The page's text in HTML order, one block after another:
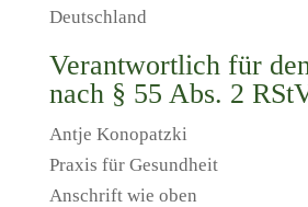
Deutschland
Verantwortlich für
nach § 55 Abs. 2
Antje Konopatzki
Praxis für Gesundheit
Anschrift wie oben